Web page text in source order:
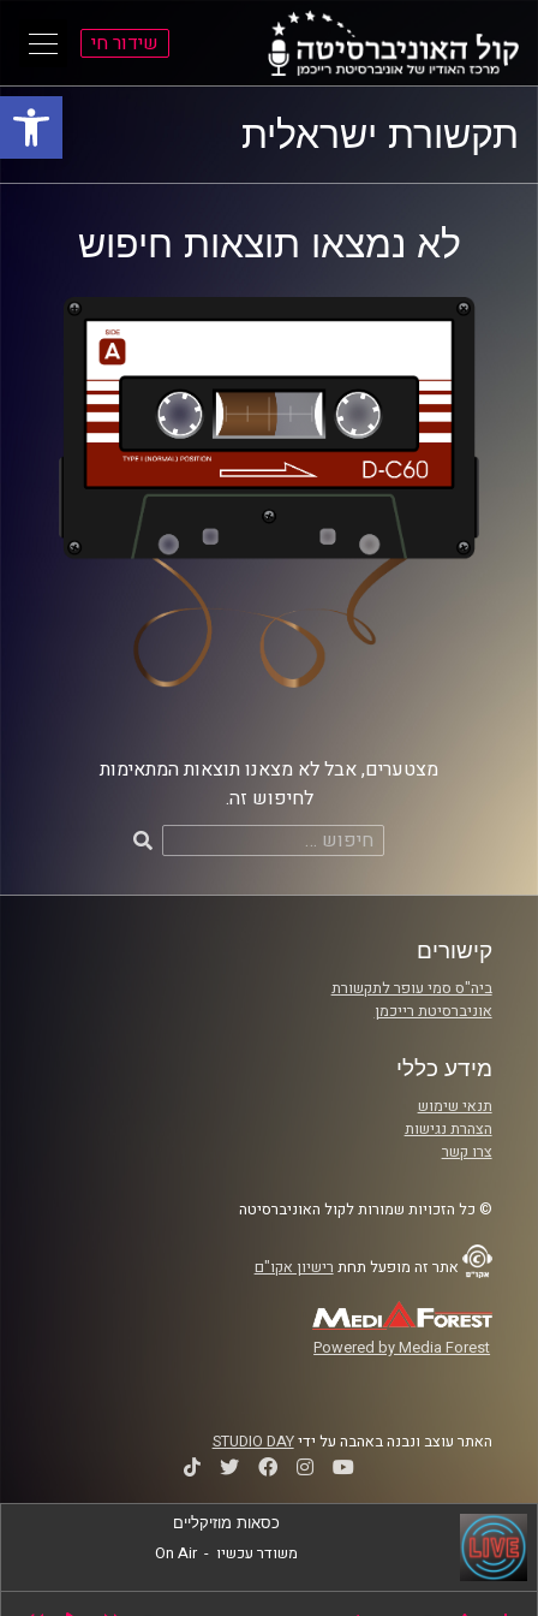
פתח
התפריט
הראשי
התוכן
הראשי
שידור חי
תקשורת ישראלית
לא נמצאו תוצאות חיפוש
מצטערים, אבל לא מצאנו תוצאות המתאימות
לחיפוש זה.
חיפוש:
קישורים
ביה"ס סמי עופר לתקשורת
אוניברסיטת רייכמן
מידע כללי
תנאי שימוש
הצהרת נגישות
צרו קשר
© כל הזכויות שמורות לקול האוניברסיטה
אתר זה מופעל תחת רישיון אקו"ם
Powered by Media Forest
האתר עוצב ונבנה באהבה על ידיSTUDIO DAY
כסאות מוזיקליים
משודר עכשיו -
On Air